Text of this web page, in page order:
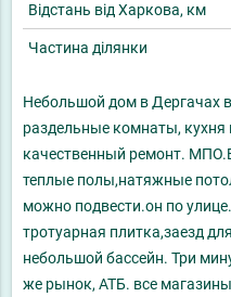
Відстань від Харкова, км
Частина ділянки
Небольшой дом в Дергачах
раздельные комнаты, кухня
качественный ремонт.
теплые полы,натяжные
можно подвести.он по
тротуарная плитка,заезд
небольшой бассейн. Три
же рынок, АТБ. все